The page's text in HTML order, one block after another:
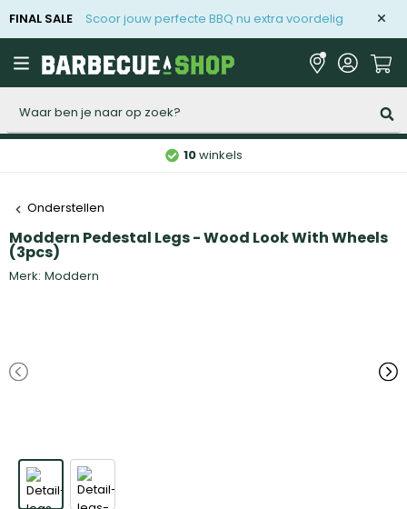
FINAL SALE Scoor jouw perfecte BBQ nu extra voordelig
10winkels
Onderstellen
Moddern Pedestal Legs - Wood Look With Wheels
(3pcs)
Merk: Moddern